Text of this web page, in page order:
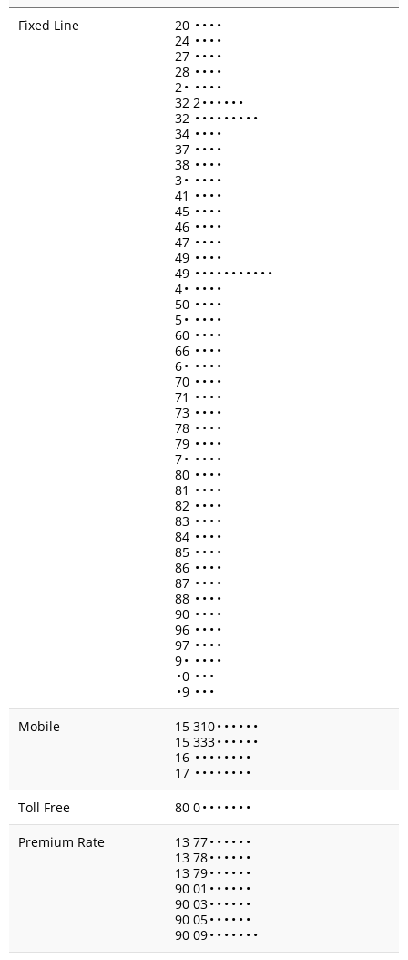
Fixed Line
20 • • • •
24 • • • •
27 • • • •
28 • • • •
2• • • • •
32 2• • • • • •
32 • • • • • • • • •
34 • • • •
37 • • • •
38 • • • •
3• • • • •
41 • • • •
45 • • • •
46 • • • •
47 • • • •
49 • • • •
49 • • • • • • • • • • •
4• • • • •
50 • • • •
5• • • • •
60 • • • •
66 • • • •
6• • • • •
70 • • • •
71 • • • •
73 • • • •
78 • • • •
79 • • • •
7• • • • •
80 • • • •
81 • • • •
82 • • • •
83 • • • •
84 • • • •
85 • • • •
86 • • • •
87 • • • •
88 • • • •
90 • • • •
96 • • • •
97 • • • •
9• • • • •
•0 • • •
•9 • • •
Mobile
15 310• • • • • •
15 333• • • • • •
16 • • • • • • • •
17 • • • • • • • •
Toll Free
80 0• • • • • • •
Premium Rate
13 77• • • • • •
13 78• • • • • •
13 79• • • • • •
90 01 • • • • • •
90 03• • • • • •
90 05• • • • • •
90 09• • • • • • •